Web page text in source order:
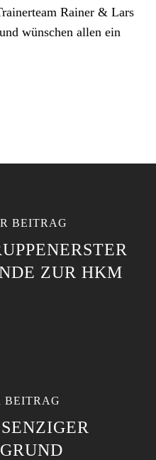
Rainer & Lars
wünschen allen ein
BEITRAG
ZUR HKM
BEITRAG